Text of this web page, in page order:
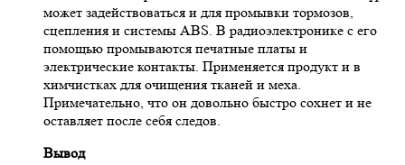
может задействоваться и для промывки тормозов,
сцепления и системы ABS. В радиоэлектронике с его
помощью промываются печатные платы и
электрические контакты. Применяется продукт и в
химчистках для очищения тканей и меха.
Примечательно, что он довольно быстро сохнет и не
оставляет после себя следов.
Вывод